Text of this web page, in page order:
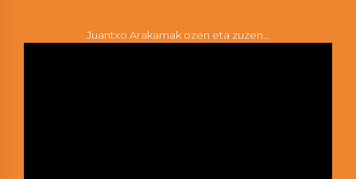
Juantxo Arakamak ozen eta zuzen…